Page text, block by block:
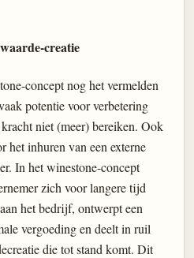
creatie
concept nog het vermelden
potentie voor verbetering
niet (meer) bereiken. Ook
het inhuren van een externe
In het winestone-concept
zich voor langere tijd
het bedrijf, ontwerpt een
vergoeding en deelt in ruil
die tot stand komt. Dit